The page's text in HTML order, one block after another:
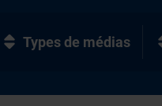
Types de médias